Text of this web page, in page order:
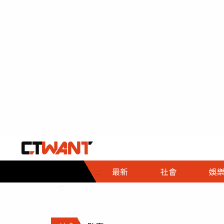
::: 最新 社會
社會首頁
時事
調查
娛樂
娛樂首頁
即時
財經首頁
熱線
政